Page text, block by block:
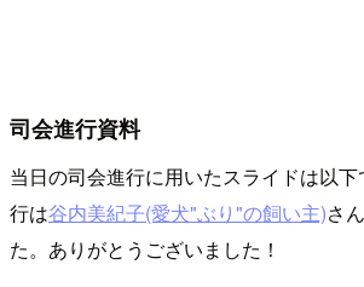
司会進行資料
当日の司会進行に用いたスライドは以
行は谷内美紀子(愛犬"ぶり"の飼い主)さ
た。ありがとうございました！